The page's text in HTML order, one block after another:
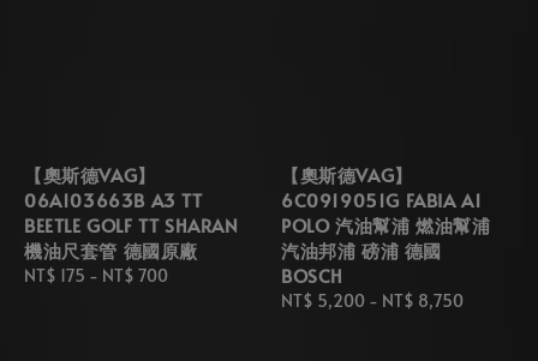
【奧斯德VAG】
06A103663B A3 TT
BEETLE GOLF TT SHARAN
機油尺套管 德國原廠
Regular
NT$ 175 - NT$ 700
【奧斯德VAG】
6C0919051G FABIA A1
POLO 汽油幫浦 燃油幫浦
汽油邦浦 磅浦 德國
BOSCH
Regular
NT$ 5,200 - NT$ 8,750